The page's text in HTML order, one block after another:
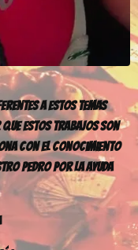
A Estos Temas
Estos Trabajos Son
Con El Conocimiento
Pedro Por La Ayuda